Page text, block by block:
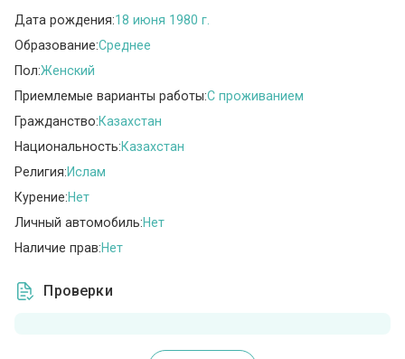
Дата рождения:18 июня 1980 г.
Образование:Среднее
Пол:Женский
Приемлемые варианты работы:C проживанием
Гражданство:Казахстан
Национальность:Казахстан
Религия:Ислам
Курение:Нет
Личный автомобиль:Нет
Наличие прав:Нет
Проверки